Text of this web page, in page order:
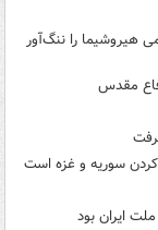
هیروشیما را ننگ‌آور
مقدس
سوریه و غزه است
ایران بود